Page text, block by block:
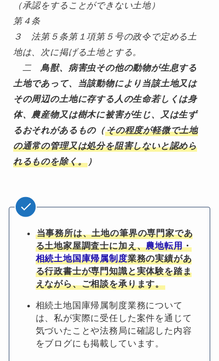
（承認をすることができない土地）
第４条
３　法第５条第１項第５号の政令で定める土
地は、次に掲げる土地とする。
二 鳥獣、病害虫その他の動物が生息する
土地であって、当該動物により当該土地又は
その周辺の土地に存する人の生命若しくは身
体、農産物又は樹木に被害が生じ、又は生ず
るおそれがあるもの（その程度が軽微で土地
の通常の管理又は処分を阻害しないと認めら
れるものを除く。 ）
当事務所は、土地の筆界の専門家であ
る土地家屋調査士に加え、農地転用・
相続土地国庫帰属制度業務の実績があ
る行政書士が専門知識と実体験を踏ま
えながら、ご相談を承ります。
相続土地国庫帰属制度業務について
は、私が実際に受任した案件を通じて
気づいたことや法務局に確認した内容
をブログにも掲載しています。